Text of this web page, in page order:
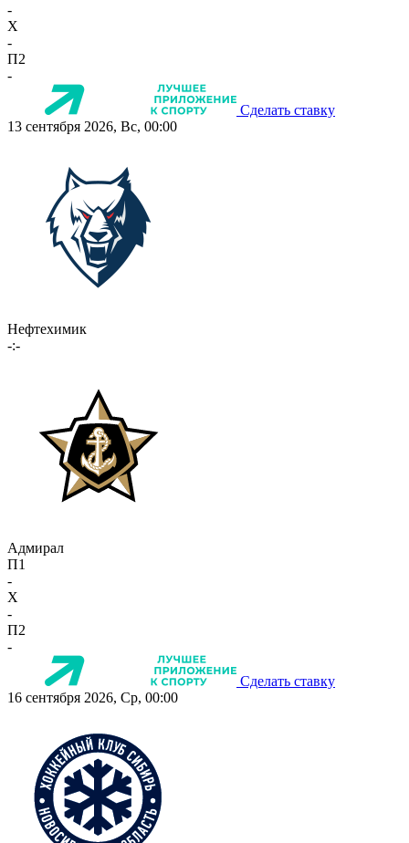
-
X
-
П2
-
Сделать ставку
13 сентября 2026, Вс, 00:00
Нефтехимик
-:-
Адмирал
П1
-
X
-
П2
-
Сделать ставку
16 сентября 2026, Ср, 00:00